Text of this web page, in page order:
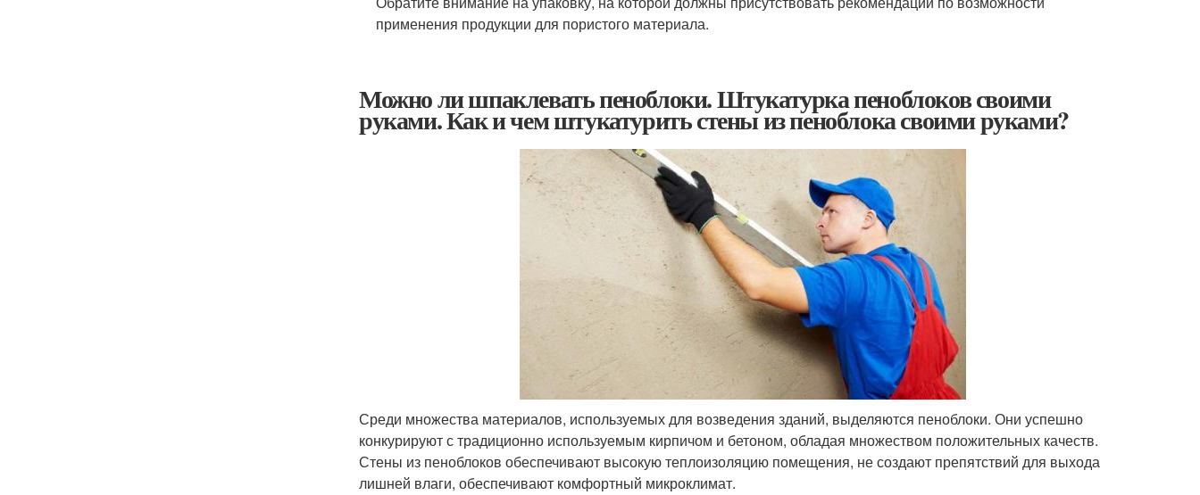
применения продукции для пористого материала.
Можно ли шпаклевать пеноблоки. Штукатурка пеноблоков своими
руками. Как и чем штукатурить стены из пеноблока своими руками?
Среди множества материалов, используемых для возведения зданий, выделяются пеноблоки. Они успешно
конкурируют с традиционно используемым кирпичом и бетоном, обладая множеством положительных качеств.
Стены из пеноблоков обеспечивают высокую теплоизоляцию помещения, не создают препятствий для выхода
лишней влаги, обеспечивают комфортный микроклимат.